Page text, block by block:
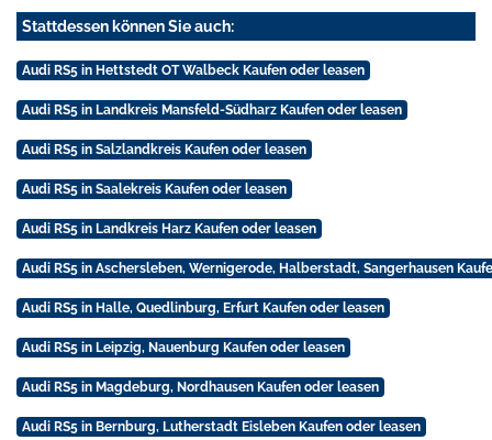
Stattdessen können Sie auch:
Audi RS5 in Hettstedt OT Walbeck Kaufen oder leasen
Audi RS5 in Landkreis Mansfeld-Südharz Kaufen oder leasen
Audi RS5 in Salzlandkreis Kaufen oder leasen
Audi RS5 in Saalekreis Kaufen oder leasen
Audi RS5 in Landkreis Harz Kaufen oder leasen
Audi RS5 in Aschersleben, Wernigerode, Halberstadt, Sangerhausen
Audi RS5 in Halle, Quedlinburg, Erfurt Kaufen oder leasen
Audi RS5 in Leipzig, Nauenburg Kaufen oder leasen
Audi RS5 in Magdeburg, Nordhausen Kaufen oder leasen
Audi RS5 in Bernburg, Lutherstadt Eisleben Kaufen oder leasen